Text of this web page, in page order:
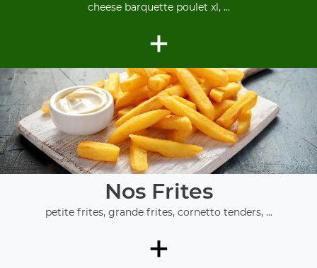
cheese barquette poulet xl, ...
+
Nos Frites
petite frites, grande frites, cornetto tenders, ...
+